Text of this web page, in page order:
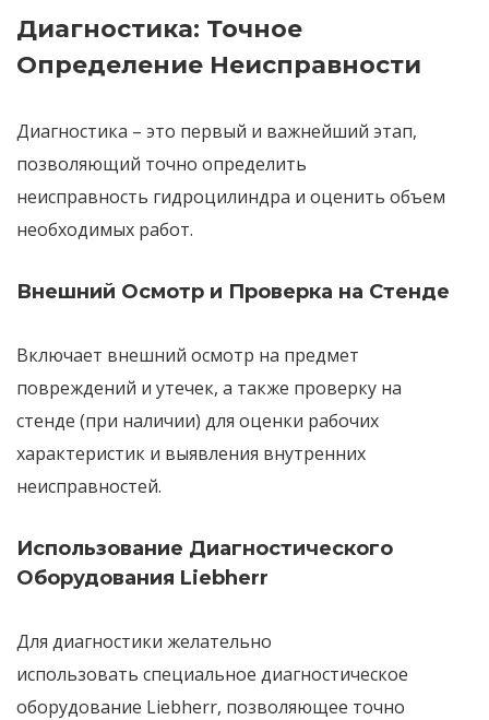
Диагностика: Точное
Определение Неисправности
Диагностика – это первый и важнейший этап,
позволяющий точно определить
неисправность гидроцилиндра и оценить объем
необходимых работ.
Внешний Осмотр и Проверка на Стенде
Включает внешний осмотр на предмет
повреждений и утечек, а также проверку на
стенде (при наличии) для оценки рабочих
характеристик и выявления внутренних
неисправностей.
Использование Диагностического
Оборудования Liebherr
Для диагностики желательно
использовать специальное диагностическое
оборудование Liebherr, позволяющее точно